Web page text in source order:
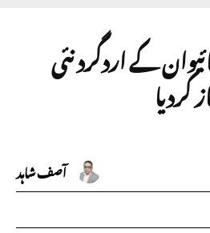
کے اردگرد نئی
کردیا
آصف شاہد